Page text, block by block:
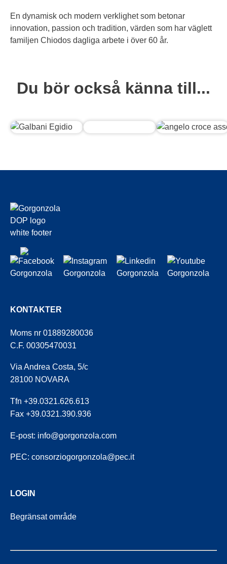
En dynamisk och modern verklighet som betonar
innovation, passion och tradition, värden som har väglett
familjen Chiodos dagliga arbete i över 60 år.
Du bör också känna till...
KONTAKTER
Moms nr 01889280036
C.F. 00305470031
Via Andrea Costa, 5/c
28100 NOVARA
Tfn +39.0321.626.613
Fax +39.0321.390.936
E-post: info@gorgonzola.com
PEC: consorziogorgonzola@pec.it
LOGIN
Begränsat område